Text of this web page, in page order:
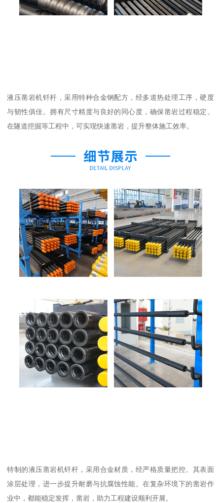
液压凿岩机钎杆，采用特种合金钢配方，经多道热处理工序，硬度
与韧性俱佳。拥有尺寸精度与良好的同心度，确保凿岩过程稳定。
在隧道挖掘等工程中，可实现快速凿岩，提升整体施工效率。​
特制的液压凿岩机钎杆，采用合金材质，经严格质量把控。其表面
涂层处理，进一步提升耐磨与抗腐蚀性能。在复杂环境下的凿岩作
业中，都能稳定发挥，凿岩，助力工程建设顺利开展。